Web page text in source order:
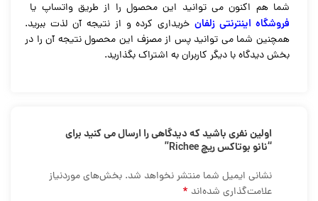
شما هم اکنون می توانید این محصول را از طریق واتساپ یا
فروشگاه اینترنتی زلفانخریداری کرده و از نتیجه آن لذت ببرید.
همچنین شما می توانید پس از مصزف این محصول نتیجه آن را در
بخش دیدگاه با دیگر کاربران به اشتراک بگذارید.
اولین نفری باشید که دیدگاهی را ارسال می کنید برای
“نانو بوتاکس ریچ Richee”
نشانی ایمیل شما منتشر نخواهد شد. بخش‌های موردنیاز
علامت‌گذاری شده‌اند *